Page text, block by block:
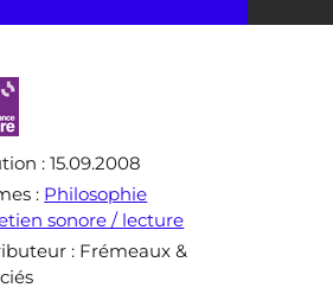
: 15.09.2008
: Philosophie
sonore / lecture
: Frémeaux &